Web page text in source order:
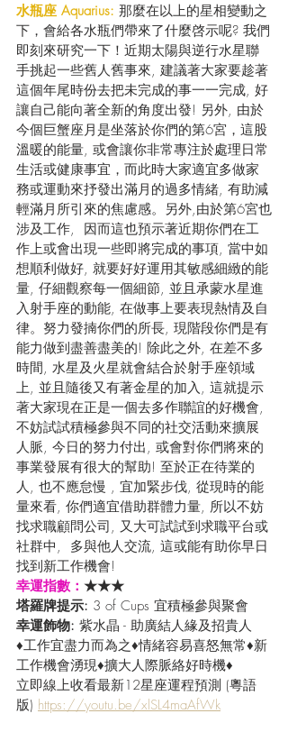
水瓶座 Aquarius: 那麼在以上的星相變動之
下，會給各水瓶們帶來了什麼啓示呢? 我們
即刻來研究一下！近期太陽與逆行水星聯
手挑起一些舊人舊事來, 建議著大家要趁著
這個年尾時份去把未完成的事一一完成, 好
讓自己能向著全新的角度出發! 另外, 由於
今個巨蟹座月是坐落於你們的第6宮，這股
溫暖的能量, 或會讓你非常專注於處理日常
生活或健康事宜，而此時大家適宜多做家
務或運動來抒發出滿月的過多情緒, 有助減
輕滿月所引來的焦慮感。另外,由於第6宮也
涉及工作,  因而這也預示著近期你們在工
作上或會出現一些即將完成的事項, 當中如
想順利做好, 就要好好運用其敏感細緻的能
量, 仔細觀察每一個細節, 並且承蒙水星進
入射手座的動能, 在做事上要表現熱情及自
律。努力發揇你們的所長, 現階段你們是有
能力做到盡善盡美的! 除此之外, 在差不多
時間, 水星及火星就會結合於射手座領域
上, 並且隨後又有著金星的加入, 這就提示
著大家現在正是一個去多作聯誼的好機會,
不妨試試積極參與不同的社交活動來擴展
人脈, 今日的努力付出, 或會對你們將來的
事業發展有很大的幫助! 至於正在待業的
人, 也不應怠慢 , 宜加緊步伐, 從現時的能
量來看, 你們適宜借助群體力量, 所以不妨
找求職顧問公司, 又大可試試到求職平台或
社群中,  多與他人交流, 這或能有助你早日
找到新工作機會!
幸運指數： ★★★
塔羅牌提示: 3 of Cups 宜積極參與聚會
幸運飾物: 紫水晶 - 助廣結人緣及招貴人
♦工作宜盡力而為之♦情緒容易喜怒無常♦新
工作機會湧現♦擴大人際脈絡好時機♦
立即線上收看最新12星座運程預測 (粵語
版) https://youtu.be/xlSL4maAfWk